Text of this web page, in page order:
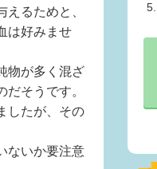
るためと、
は好みませ
物が多く混ざ
そうです。
したが、その
ないか要注意